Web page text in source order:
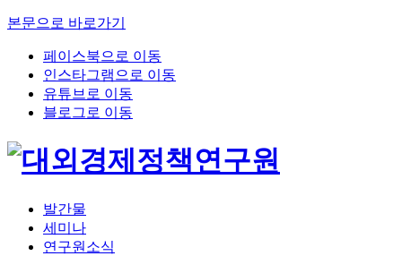
본문으로 바로가기
페이스북으로 이동
인스타그램으로 이동
유튜브로 이동
블로그로 이동
발간물
세미나
연구원소식